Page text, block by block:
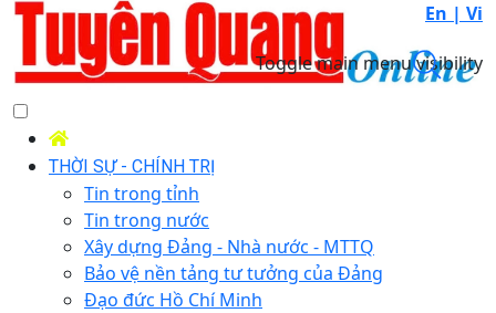
En | Vi
Toggle main menu visibility
THỜI SỰ - CHÍNH TRỊ
Tin trong tỉnh
Tin trong nước
Xây dựng Đảng - Nhà nước - MTTQ
Bảo vệ nền tảng tư tưởng của Đảng
Đạo đức Hồ Chí Minh